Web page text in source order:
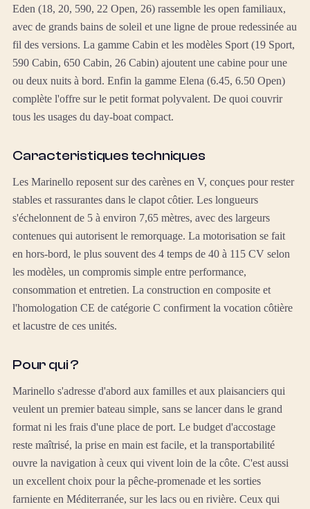
Eden (18, 20, 590, 22 Open, 26) rassemble les open familiaux,
avec de grands bains de soleil et une ligne de proue redessinée au
fil des versions. La gamme Cabin et les modèles Sport (19 Sport,
590 Cabin, 650 Cabin, 26 Cabin) ajoutent une cabine pour une
ou deux nuits à bord. Enfin la gamme Elena (6.45, 6.50 Open)
complète l'offre sur le petit format polyvalent. De quoi couvrir
tous les usages du day-boat compact.
Caracteristiques techniques
Les Marinello reposent sur des carènes en V, conçues pour rester
stables et rassurantes dans le clapot côtier. Les longueurs
s'échelonnent de 5 à environ 7,65 mètres, avec des largeurs
contenues qui autorisent le remorquage. La motorisation se fait
en hors-bord, le plus souvent des 4 temps de 40 à 115 CV selon
les modèles, un compromis simple entre performance,
consommation et entretien. La construction en composite et
l'homologation CE de catégorie C confirment la vocation côtière
et lacustre de ces unités.
Pour qui ?
Marinello s'adresse d'abord aux familles et aux plaisanciers qui
veulent un premier bateau simple, sans se lancer dans le grand
format ni les frais d'une place de port. Le budget d'accostage
reste maîtrisé, la prise en main est facile, et la transportabilité
ouvre la navigation à ceux qui vivent loin de la côte. C'est aussi
un excellent choix pour la pêche-promenade et les sorties
farniente en Méditerranée, sur les lacs ou en rivière. Ceux qui